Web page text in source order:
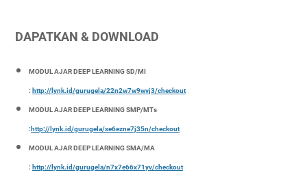
DAPATKAN & DOWNLOAD
MODUL AJAR DEEP LEARNING SD/MI
: http://lynk.id/gurugela/22n2w7w9wvj3/checkout
MODUL AJAR DEEP LEARNING SMP/MTs
: http://lynk.id/gurugela/xe6ezne7j35n/checkout
MODUL AJAR DEEP LEARNING SMA/MA
: http://lynk.id/gurugela/n7x7e66x71yv/checkout